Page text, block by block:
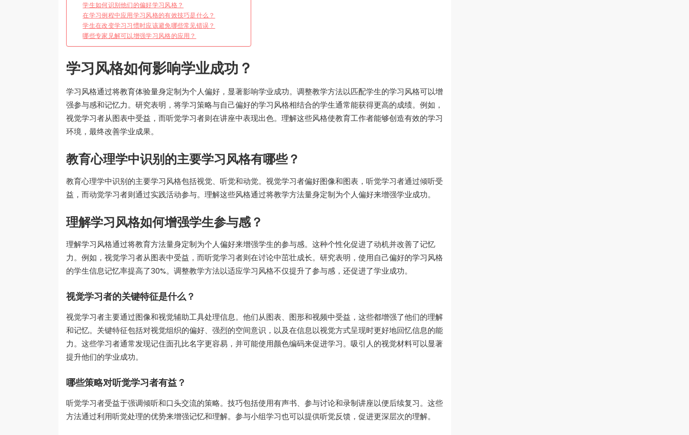
学生如何识别他们的偏好学习风格？
在学习例程中应用学习风格的有效技巧是什么？
学生在改变学习习惯时应该避免哪些常见错误？
哪些专家见解可以增强学习风格的应用？
学习风格如何影响学业成功？
学习风格通过将教育体验量身定制为个人偏好，显著影响学业成功。调整教学方法以匹配学生的学习风格可以增
强参与感和记忆力。研究表明，将学习策略与自己偏好的学习风格相结合的学生通常能获得更高的成绩。例如，
视觉学习者从图表中受益，而听觉学习者则在讲座中表现出色。理解这些风格使教育工作者能够创造有效的学习
环境，最终改善学业成果。
教育心理学中识别的主要学习风格有哪些？
教育心理学中识别的主要学习风格包括视觉、听觉和动觉。视觉学习者偏好图像和图表，听觉学习者通过倾听受
益，而动觉学习者则通过实践活动参与。理解这些风格通过将教学方法量身定制为个人偏好来增强学业成功。
理解学习风格如何增强学生参与感？
理解学习风格通过将教育方法量身定制为个人偏好来增强学生的参与感。这种个性化促进了动机并改善了记忆
力。例如，视觉学习者从图表中受益，而听觉学习者则在讨论中茁壮成长。研究表明，使用自己偏好的学习风格
的学生信息记忆率提高了30%。调整教学方法以适应学习风格不仅提升了参与感，还促进了学业成功。
视觉学习者的关键特征是什么？
视觉学习者主要通过图像和视觉辅助工具处理信息。他们从图表、图形和视频中受益，这些都增强了他们的理解
和记忆。关键特征包括对视觉组织的偏好、强烈的空间意识，以及在信息以视觉方式呈现时更好地回忆信息的能
力。这些学习者通常发现记住面孔比名字更容易，并可能使用颜色编码来促进学习。吸引人的视觉材料可以显著
提升他们的学业成功。
哪些策略对听觉学习者有益？
听觉学习者受益于强调倾听和口头交流的策略。技巧包括使用有声书、参与讨论和录制讲座以便后续复习。这些
方法通过利用听觉处理的优势来增强记忆和理解。参与小组学习也可以提供听觉反馈，促进更深层次的理解。